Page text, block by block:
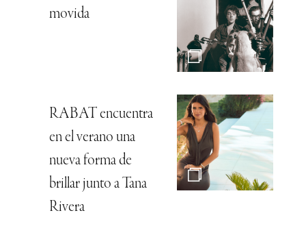
movida
RABAT encuentra
en el verano una
nueva forma de
brillar junto a Tana
Rivera